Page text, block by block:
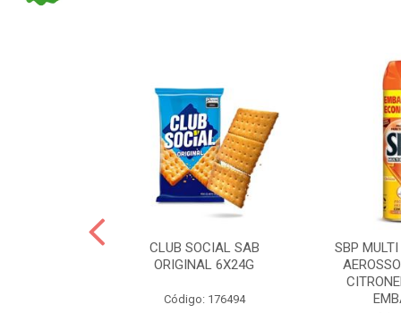
CLUB SOCIAL SAB
ORIGINAL 6X24G
Código: 176494
SBP